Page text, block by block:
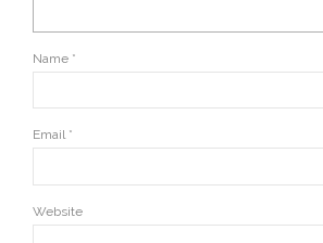
Name *
Email *
Website